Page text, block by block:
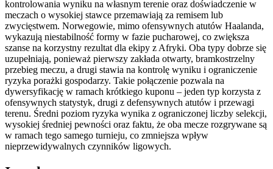
kontrolowania wyniku na własnym terenie oraz doświadczenie w
meczach o wysokiej stawce przemawiają za remisem lub
zwycięstwem. Norwegowie, mimo ofensywnych atutów Haalanda,
wykazują niestabilność formy w fazie pucharowej, co zwiększa
szanse na korzystny rezultat dla ekipy z Afryki. Oba typy dobrze się
uzupełniają, ponieważ pierwszy zakłada otwarty, bramkostrzelny
przebieg meczu, a drugi stawia na kontrolę wyniku i ograniczenie
ryzyka porażki gospodarzy. Takie połączenie pozwala na
dywersyfikację w ramach krótkiego kuponu – jeden typ korzysta z
ofensywnych statystyk, drugi z defensywnych atutów i przewagi
terenu. Średni poziom ryzyka wynika z ograniczonej liczby selekcji,
wysokiej średniej pewności oraz faktu, że oba mecze rozgrywane są
w ramach tego samego turnieju, co zmniejsza wpływ
nieprzewidywalnych czynników ligowych.